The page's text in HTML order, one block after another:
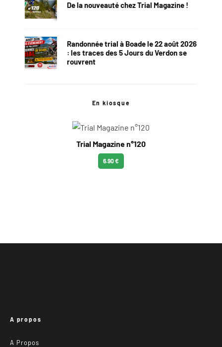
De la nouveauté chez Trial Magazine !
Randonnée trial à Boade le 22 août 2026
: les traces des 5 Jours du Verdon se
rouvrent
En kiosque
Trial Magazine n°120
6.90 €
A propos
A Propos